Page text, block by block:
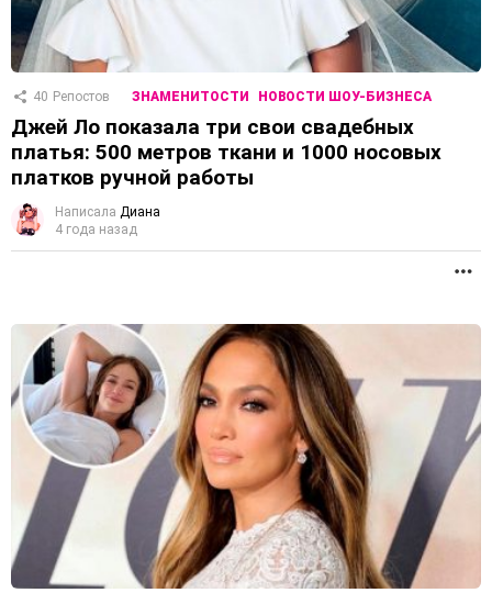
40 Репостов ЗНАМЕНИТОСТИ НОВОСТИ ШОУ-БИЗНЕСА
Джей Ло показала три свои свадебных
платья: 500 метров ткани и 1000 носовых
платков ручной работы
Написала Диана
4 года назад